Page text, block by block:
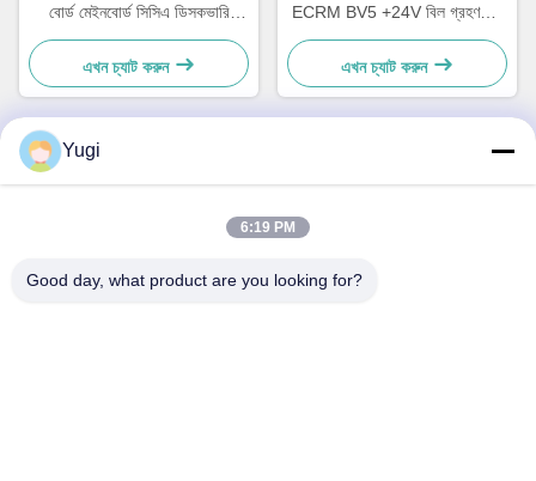
বোর্ড মেইনবোর্ড সিসিএ ডিসকভারি
49242480000B
এখন চ্যাট করুন
ECRM BV5 +24V বিল গ্রহণকারী
বৈধকরণ যন্ত্রাংশ 49238415000A
এখন চ্যাট করুন
রুম ৫০২, বিল্ডিং ৫, কাইড রিয়েল এস্টেট পার্ক, নং ২-১, Xingye EastRoad,
Yugi
6:19 PM
Good day, what product are you looking for?